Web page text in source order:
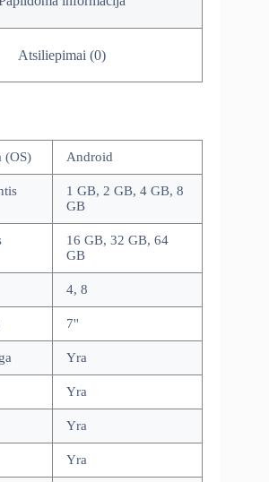
Atsiliepimai (0)
(OS) Android
1 GB, 2 GB, 4 GB, 8
GB
16 GB, 32 GB, 64
GB
4, 8
7''
Yra
Yra
Yra
Yra